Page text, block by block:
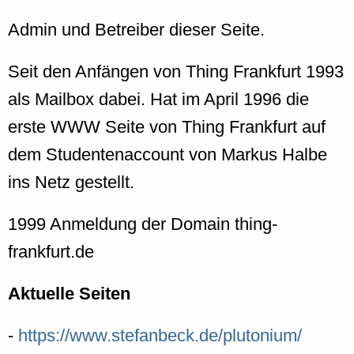
Admin und Betreiber dieser Seite.
Seit den Anfängen von Thing Frankfurt 1993
als Mailbox dabei. Hat im April 1996 die
erste WWW Seite von Thing Frankfurt auf
dem Studentenaccount von Markus Halbe
ins Netz gestellt.
1999 Anmeldung der Domain thing-
frankfurt.de
Aktuelle Seiten
- https://www.stefanbeck.de/plutonium/